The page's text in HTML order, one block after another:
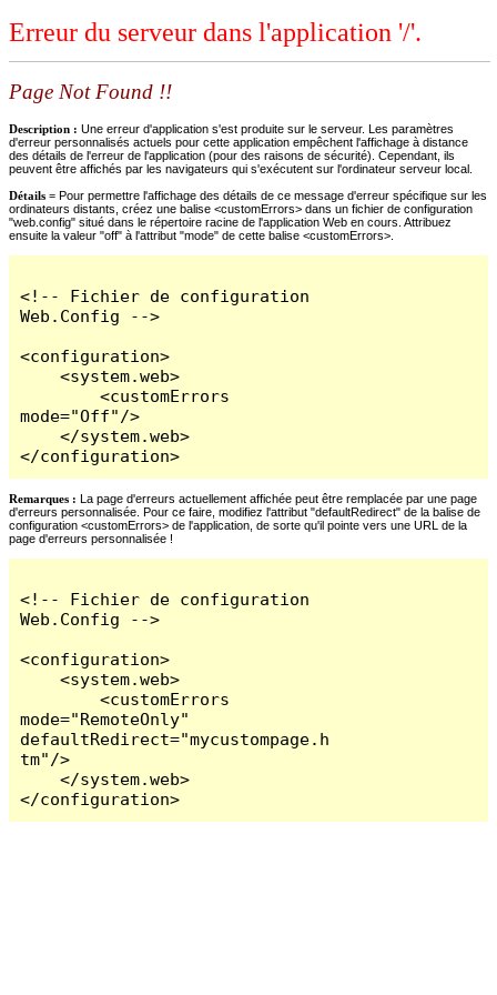
Erreur du serveur dans l'application '/'.
Page Not Found !!
Description : Une erreur d'application s'est produite sur le serveur. Les paramètres
d'erreur personnalisés actuels pour cette application empêchent l'affichage à distance
des détails de l'erreur de l'application (pour des raisons de sécurité). Cependant, ils
peuvent être affichés par les navigateurs qui s'exécutent sur l'ordinateur serveur local.
Détails = Pour permettre l'affichage des détails de ce message d'erreur spécifique sur les
ordinateurs distants, créez une balise <customErrors> dans un fichier de configuration
"web.config" situé dans le répertoire racine de l'application Web en cours. Attribuez
ensuite la valeur "off" à l'attribut "mode" de cette balise <customErrors>.
<!-- Fichier de configuration
Web.Config -->
<configuration>
    <system.web>
        <customErrors
mode="Off"/>
    </system.web>
</configuration>
Remarques : La page d'erreurs actuellement affichée peut être remplacée par une page
d'erreurs personnalisée. Pour ce faire, modifiez l'attribut "defaultRedirect" de la balise de
configuration <customErrors> de l'application, de sorte qu'il pointe vers une URL de la
page d'erreurs personnalisée !
<!-- Fichier de configuration
Web.Config -->
<configuration>
    <system.web>
        <customErrors
mode="RemoteOnly"
defaultRedirect="mycustompage.h
tm"/>
    </system.web>
</configuration>